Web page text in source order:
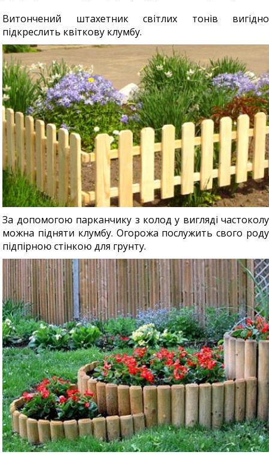
Витончений штахетник світлих тонів вигідно
підкреслить квіткову клумбу.
За допомогою парканчику з колод у вигляді частоколу
можна підняти клумбу. Огорожа послужить свого роду
підпірною стінкою для грунту.